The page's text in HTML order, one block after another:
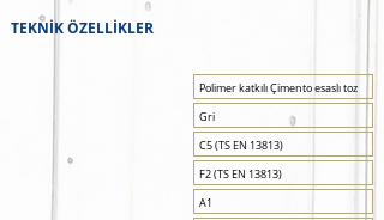
TEKNİK ÖZELLİKLER
Polimer katkılı Çimento esaslı toz
Gri
C5 (TS EN 13813)
F2 (TS EN 13813)
A1